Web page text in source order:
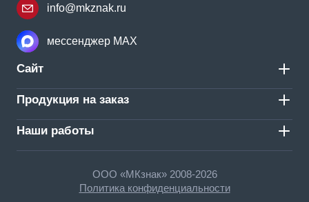
info@mkznak.ru
мессенджер MAX
Сайт
Продукция на заказ
Наши работы
ООО «МКзнак» 2008-2026
Политика конфиденциальности